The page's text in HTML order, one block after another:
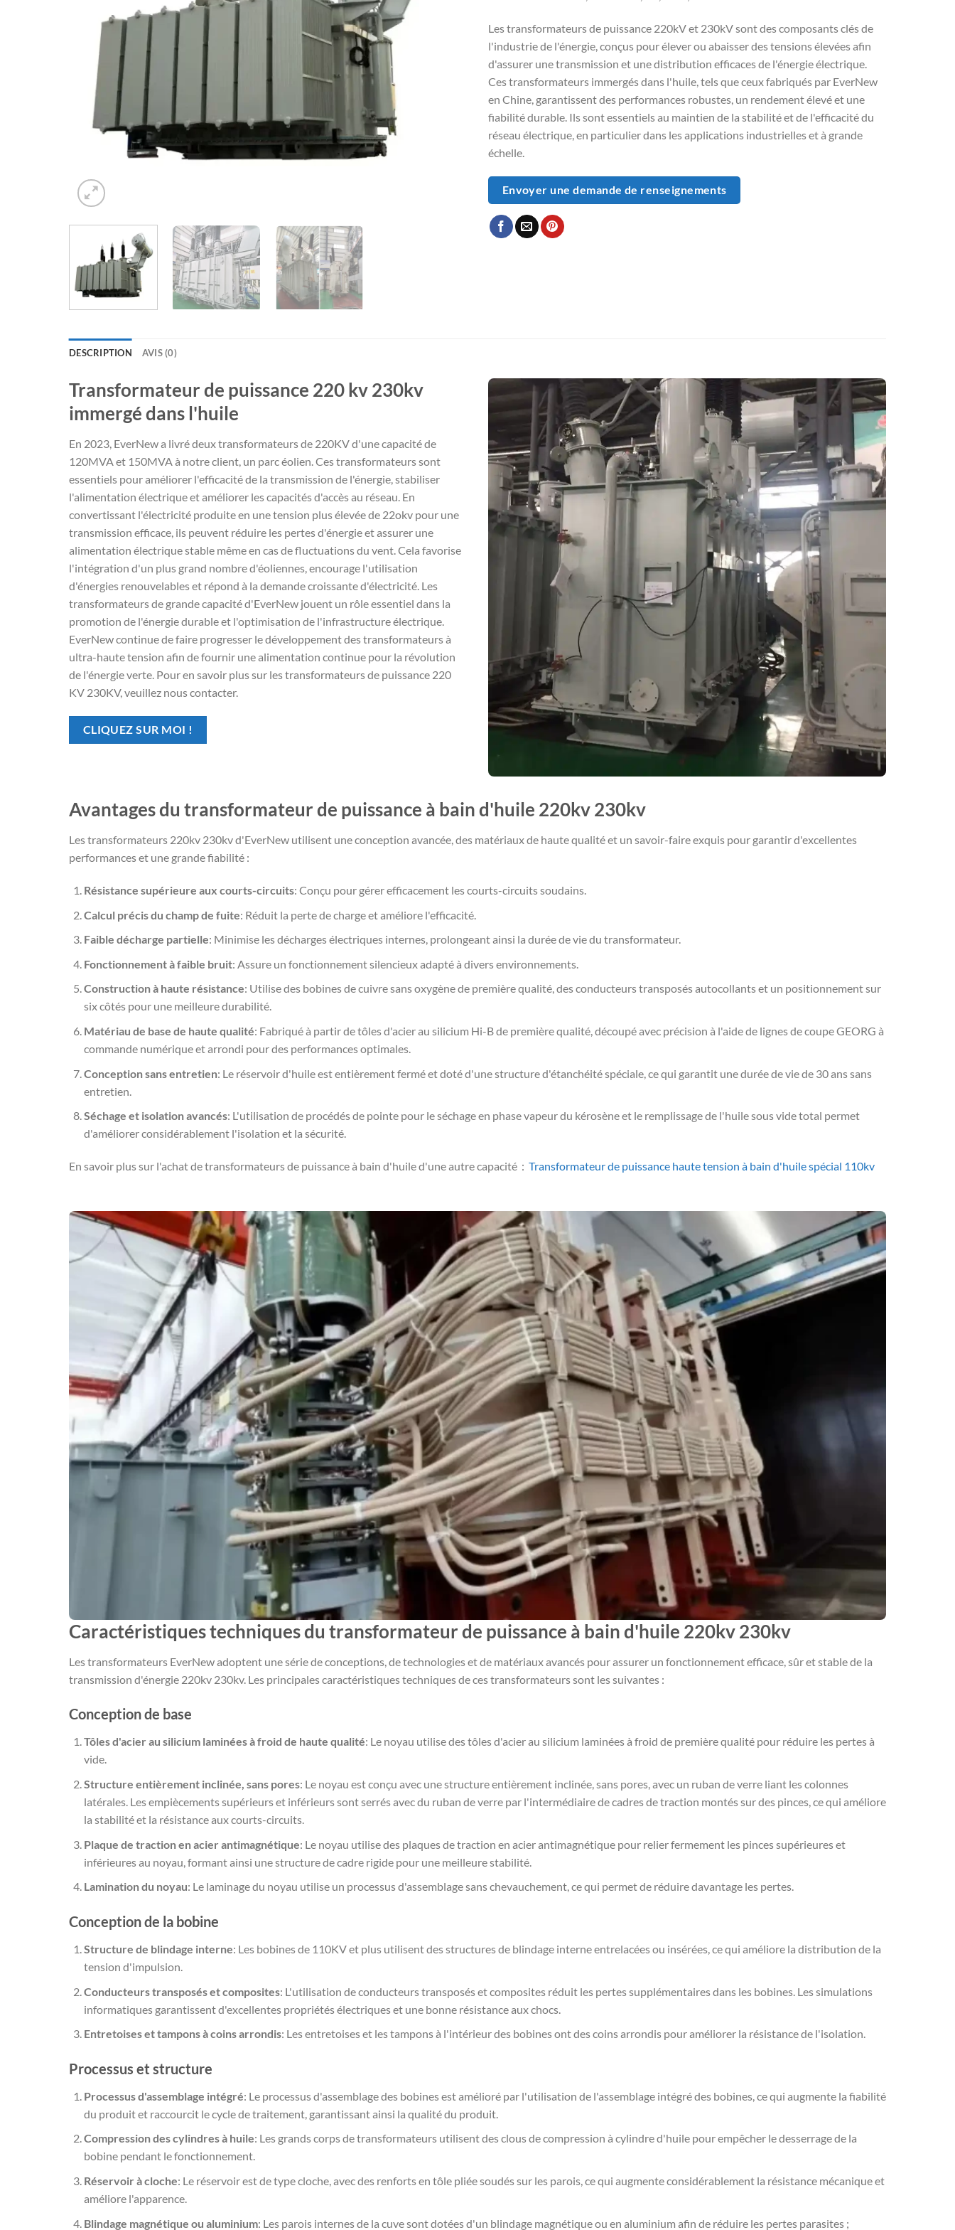
Les transformateurs de puissance 220kV et 230kV sont des composants clés de
l'industrie de l'énergie, conçus pour élever ou abaisser des tensions élevées afin
d'assurer une transmission et une distribution efficaces de l'énergie électrique.
Ces transformateurs immergés dans l'huile, tels que ceux fabriqués par EverNew
en Chine, garantissent des performances robustes, un rendement élevé et une
fiabilité durable. Ils sont essentiels au maintien de la stabilité et de l'efficacité du
réseau électrique, en particulier dans les applications industrielles et à grande
échelle.
Envoyer une demande de renseignements
DESCRIPTION AVIS (0)
Transformateur de puissance 220 kv 230kv
immergé dans l'huile
En 2023, EverNew a livré deux transformateurs de 220KV d'une capacité de
120MVA et 150MVA à notre client, un parc éolien. Ces transformateurs sont
essentiels pour améliorer l'efficacité de la transmission de l'énergie, stabiliser
l'alimentation électrique et améliorer les capacités d'accès au réseau. En
convertissant l'électricité produite en une tension plus élevée de 22okv pour une
transmission efficace, ils peuvent réduire les pertes d'énergie et assurer une
alimentation électrique stable même en cas de fluctuations du vent. Cela favorise
l'intégration d'un plus grand nombre d'éoliennes, encourage l'utilisation
d'énergies renouvelables et répond à la demande croissante d'électricité. Les
transformateurs de grande capacité d'EverNew jouent un rôle essentiel dans la
promotion de l'énergie durable et l'optimisation de l'infrastructure électrique.
EverNew continue de faire progresser le développement des transformateurs à
ultra-haute tension afin de fournir une alimentation continue pour la révolution
de l'énergie verte. Pour en savoir plus sur les transformateurs de puissance 220
KV 230KV, veuillez nous contacter.
CLIQUEZ SUR MOI !
Avantages du transformateur de puissance à bain d'huile 220kv 230kv
Les transformateurs 220kv 230kv d'EverNew utilisent une conception avancée, des matériaux de haute qualité et un savoir-faire exquis pour garantir d'excellentes
performances et une grande fiabilité :
Résistance supérieure aux courts-circuits: Conçu pour gérer efficacement les courts-circuits soudains.
Calcul précis du champ de fuite: Réduit la perte de charge et améliore l'efficacité.
Faible décharge partielle: Minimise les décharges électriques internes, prolongeant ainsi la durée de vie du transformateur.
Fonctionnement à faible bruit: Assure un fonctionnement silencieux adapté à divers environnements.
Construction à haute résistance: Utilise des bobines de cuivre sans oxygène de première qualité, des conducteurs transposés autocollants et un positionnement sur
six côtés pour une meilleure durabilité.
Matériau de base de haute qualité: Fabriqué à partir de tôles d'acier au silicium Hi-B de première qualité, découpé avec précision à l'aide de lignes de coupe GEORG à
commande numérique et arrondi pour des performances optimales.
Conception sans entretien: Le réservoir d'huile est entièrement fermé et doté d'une structure d'étanchéité spéciale, ce qui garantit une durée de vie de 30 ans sans
entretien.
Séchage et isolation avancés: L'utilisation de procédés de pointe pour le séchage en phase vapeur du kérosène et le remplissage de l'huile sous vide total permet
d'améliorer considérablement l'isolation et la sécurité.
En savoir plus sur l'achat de transformateurs de puissance à bain d'huile d'une autre capacité： Transformateur de puissance haute tension à bain d'huile spécial 110kv
Caractéristiques techniques du transformateur de puissance à bain d'huile 220kv 230kv
Les transformateurs EverNew adoptent une série de conceptions, de technologies et de matériaux avancés pour assurer un fonctionnement efficace, sûr et stable de la
transmission d'énergie 220kv 230kv. Les principales caractéristiques techniques de ces transformateurs sont les suivantes :
Conception de base
Tôles d'acier au silicium laminées à froid de haute qualité: Le noyau utilise des tôles d'acier au silicium laminées à froid de première qualité pour réduire les pertes à
vide.
Structure entièrement inclinée, sans pores: Le noyau est conçu avec une structure entièrement inclinée, sans pores, avec un ruban de verre liant les colonnes
latérales. Les empiècements supérieurs et inférieurs sont serrés avec du ruban de verre par l'intermédiaire de cadres de traction montés sur des pinces, ce qui améliore
la stabilité et la résistance aux courts-circuits.
Plaque de traction en acier antimagnétique: Le noyau utilise des plaques de traction en acier antimagnétique pour relier fermement les pinces supérieures et
inférieures au noyau, formant ainsi une structure de cadre rigide pour une meilleure stabilité.
Lamination du noyau: Le laminage du noyau utilise un processus d'assemblage sans chevauchement, ce qui permet de réduire davantage les pertes.
Conception de la bobine
Structure de blindage interne: Les bobines de 110KV et plus utilisent des structures de blindage interne entrelacées ou insérées, ce qui améliore la distribution de la
tension d'impulsion.
Conducteurs transposés et composites: L'utilisation de conducteurs transposés et composites réduit les pertes supplémentaires dans les bobines. Les simulations
informatiques garantissent d'excellentes propriétés électriques et une bonne résistance aux chocs.
Entretoises et tampons à coins arrondis: Les entretoises et les tampons à l'intérieur des bobines ont des coins arrondis pour améliorer la résistance de l'isolation.
Processus et structure
Processus d'assemblage intégré: Le processus d'assemblage des bobines est amélioré par l'utilisation de l'assemblage intégré des bobines, ce qui augmente la fiabilité
du produit et raccourcit le cycle de traitement, garantissant ainsi la qualité du produit.
Compression des cylindres à huile: Les grands corps de transformateurs utilisent des clous de compression à cylindre d'huile pour empêcher le desserrage de la
bobine pendant le fonctionnement.
Réservoir à cloche: Le réservoir est de type cloche, avec des renforts en tôle pliée soudés sur les parois, ce qui augmente considérablement la résistance mécanique et
améliore l'apparence.
Blindage magnétique ou aluminium: Les parois internes de la cuve sont dotées d'un blindage magnétique ou en aluminium afin de réduire les pertes parasites ;